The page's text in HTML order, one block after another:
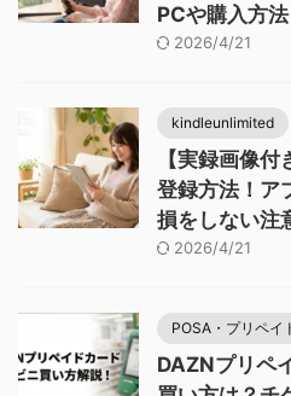
PCや購入方
2026/4/21
kindleunlimited
【実録画像
登録方法！ア
損をしない注
2026/4/21
POSA・プリペイ
DAZNプリペ